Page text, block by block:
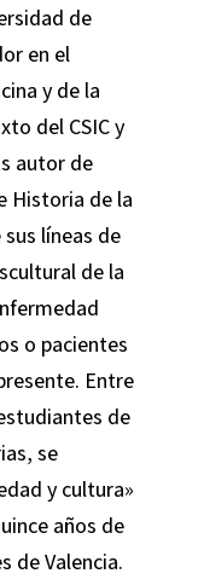
de
en el
y de la
del CSIC y
autor de
Historia de la
líneas de
de la
o pacientes
Entre
de
se
y cultura»
años de
de Valencia.